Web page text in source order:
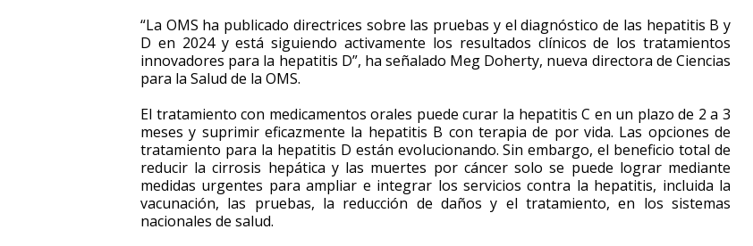
“La OMS ha publicado directrices sobre las pruebas y el diagnóstico de las hepatitis B y
D en 2024 y está siguiendo activamente los resultados clínicos de los tratamientos
innovadores para la hepatitis D”, ha señalado Meg Doherty, nueva directora de Ciencias
para la Salud de la OMS.
El tratamiento con medicamentos orales puede curar la hepatitis C en un plazo de 2 a 3
meses y suprimir eficazmente la hepatitis B con terapia de por vida. Las opciones de
tratamiento para la hepatitis D están evolucionando. Sin embargo, el beneficio total de
reducir la cirrosis hepática y las muertes por cáncer solo se puede lograr mediante
medidas urgentes para ampliar e integrar los servicios contra la hepatitis, incluida la
vacunación, las pruebas, la reducción de daños y el tratamiento, en los sistemas
nacionales de salud.